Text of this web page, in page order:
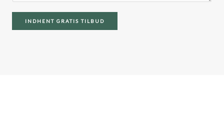
INDHENT GRATIS TILBUD